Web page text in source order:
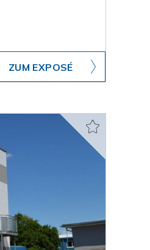
ZUM EXPOSÉ